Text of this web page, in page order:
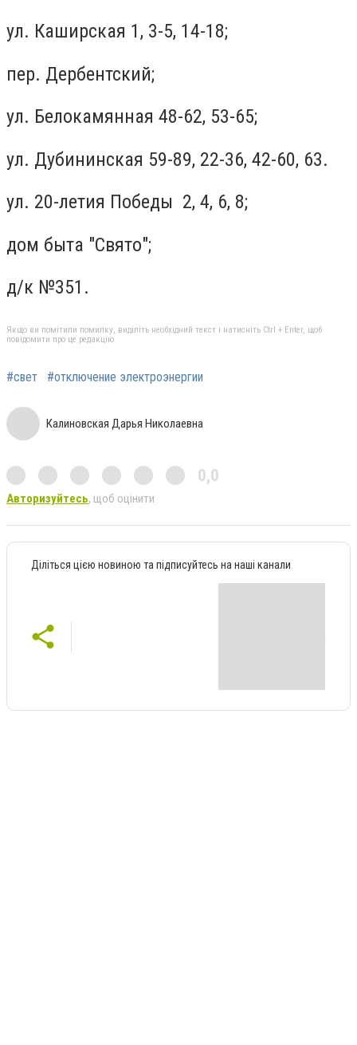
ул. Каширская 1, 3-5, 14-18;
пер. Дербентский;
ул. Белокамянная 48-62, 53-65;
ул. Дубининская 59-89, 22-36, 42-60, 63.
ул. 20-летия Победы 2, 4, 6, 8;
дом быта "Свято";
д/к №351.
Якщо ви помітили помилку, виділіть необхідний текст і натисніть Ctrl + Enter, щоб
повідомити про це редакцію
#свет #отключение электроэнергии
Калиновская Дарья Николаевна
0,0
Авторизуйтесь, щоб оцінити
Діліться цією новиною та підписуйтесь на наші канали